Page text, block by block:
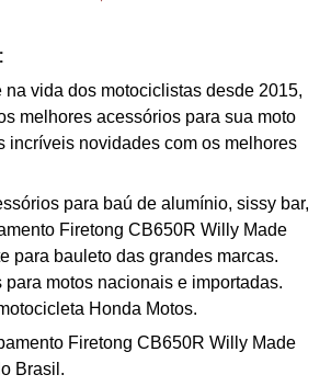
na vida dos motociclistas desde 2015,
melhores acessórios para sua moto
incríveis novidades com os melhores
para baú de alumínio, sissy bar,
Firetong CB650R Willy Made
para bauleto das grandes marcas.
para motos nacionais e importadas.
Honda Motos.
Firetong CB650R Willy Made
Brasil.